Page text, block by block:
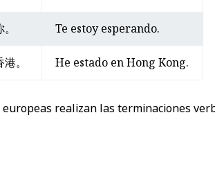
Te estoy esperando.
。 He estado en Hong Kong.
realizan las terminaciones